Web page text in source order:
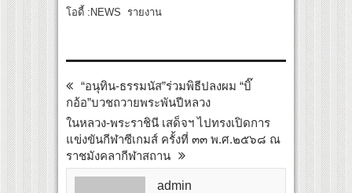
โอดี้ :NEWS รายงาน
“อนุทิน-ธรรมนัส”ร่วมพิธีปลงผม “บิ๊
กอ้อ”บวชถวายพระพันปีหลวง
ในหลวง-พระราชินี เสด็จฯ ไปทรงเปิดการ
แข่งขันกีฬาซีเกมส์ ครั้งที่ ๓๓ พ.ศ.๒๕๖๘ ณ
ราชมังคลากีฬาสถาน
admin